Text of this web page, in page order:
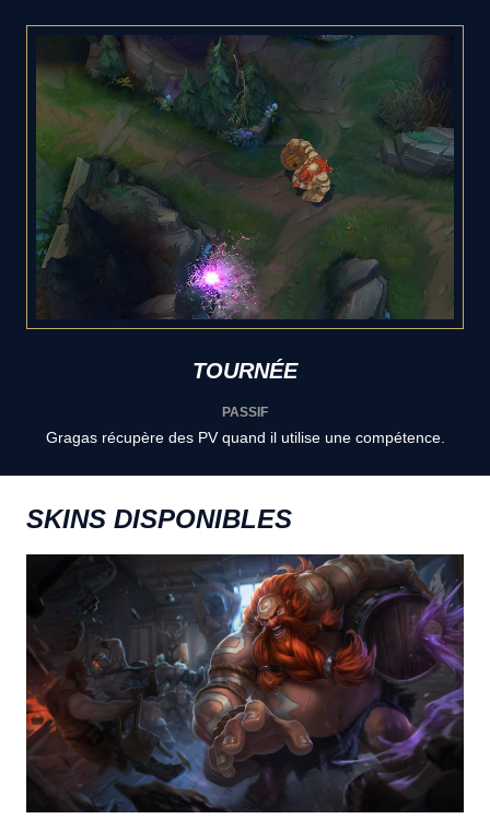
TOURNÉE
PASSIF
Gragas récupère des PV quand il utilise une compétence.
SKINS DISPONIBLES